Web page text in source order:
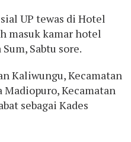
UP tewas di Hotel
masuk kamar hotel
Sabtu sore.
Kaliwungu, Kecamatan
Madiopuro, Kecamatan
sebagai Kades